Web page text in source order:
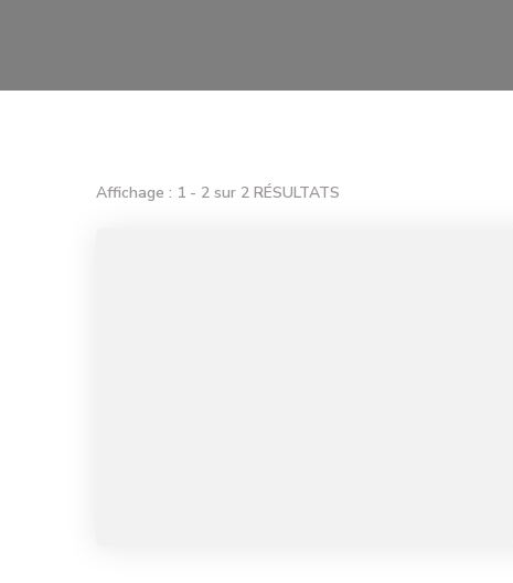
Affichage : 1 - 2 sur 2 RÉSULTATS